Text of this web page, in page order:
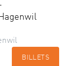
BILLETS